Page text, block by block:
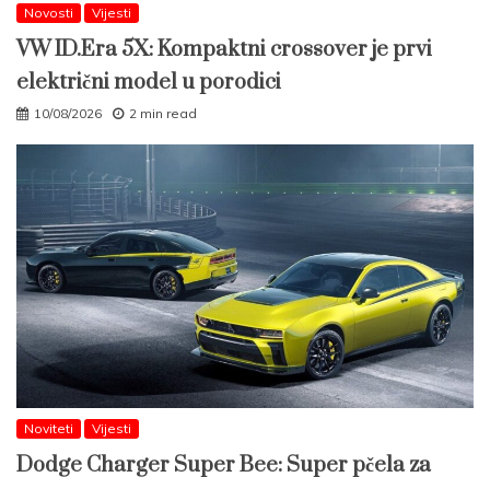
Novosti Vijesti
VW ID.Era 5X: Kompaktni crossover je prvi
električni model u porodici
10/08/2026 2 min read
Noviteti Vijesti
Dodge Charger Super Bee: Super pčela za